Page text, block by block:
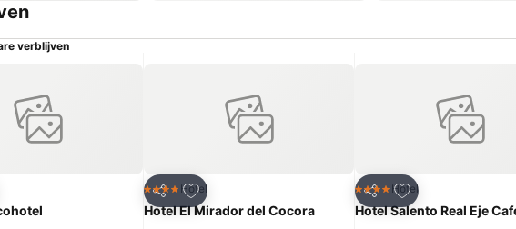
verblijven
aan favorieten
Delen
Toevoegen aan favorieten
4 SterrenHotel
Hotel El Mirador del Cocora
Delen
Toevoegen aan
4 SterrenHotel
Hotel Salento Real Eje